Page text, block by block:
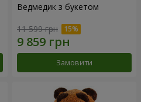
Ведмедик з букетом
11 599 грн
Замовити